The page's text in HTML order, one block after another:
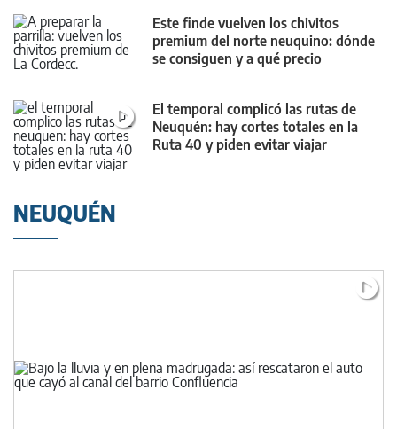
Este finde vuelven los chivitos
premium del norte neuquino: dónde
se consiguen y a qué precio
El temporal complicó las rutas de
Neuquén: hay cortes totales en la
Ruta 40 y piden evitar viajar
NEUQUÉN